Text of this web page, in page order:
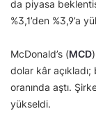
da piyasa
%3,1’den %3,9’a
McDonald’s (MCD
dolar kâr
oranında aştı.
yükseldi.